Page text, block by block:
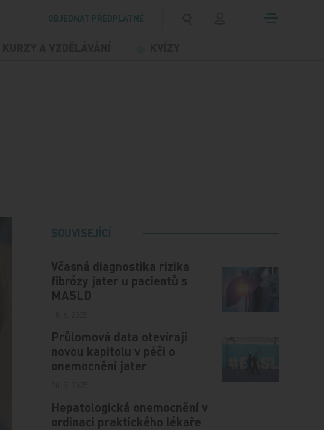
OBJEDNAT PŘEDPLATNÉ
SOUVISEJÍCÍ
Včasná diagnostika rizika
fibrózy jater u pacientů s
MASLD
Průlomová data otevírají
novou kapitolu v péči o
onemocnění jater
Hepatologická onemocnění v
ordinaci praktického lékaře